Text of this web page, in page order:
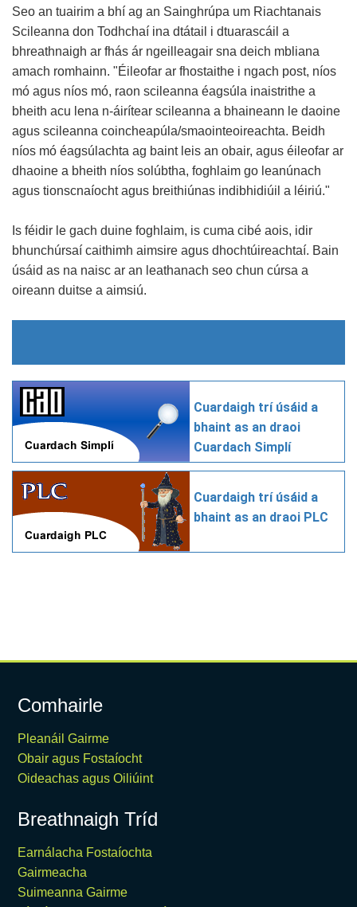
Seo an tuairim a bhí ag an Sainghrúpa um Riachtanais
Scileanna don Todhchaí ina dtátail i dtuarascáil a
bhreathnaigh ar fhás ár ngeilleagair sna deich mbliana
amach romhainn. "Éileofar ar fhostaithe i ngach post, níos
mó agus níos mó, raon scileanna éagsúla inaistrithe a
bheith acu lena n-áirítear scileanna a bhaineann le daoine
agus scileanna coincheapúla/smaointeoireachta. Beidh
níos mó éagsúlachta ag baint leis an obair, agus éileofar ar
dhaoine a bheith níos solúbtha, foghlaim go leanúnach
agus tionscnaíocht agus breithiúnas indibhidiúil a léiriú."
Is féidir le gach duine foghlaim, is cuma cibé aois, idir
bhunchúrsaí caithimh aimsire agus dhochtúireachtaí. Bain
úsáid as na naisc ar an leathanach seo chun cúrsa a
oireann duitse a aimsiú.
Cuardaigh trí úsáid a
bhaint as an draoi
Cuardach Simplí
Cuardaigh trí úsáid a
bhaint as an draoi PLC
Comhairle
Pleanáil Gairme
Obair agus Fostaíocht
Oideachas agus Oiliúint
Breathnaigh Tríd
Earnálacha Fostaíochta
Gairmeacha
Suimeanna Gairme